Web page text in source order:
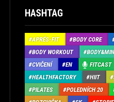
HASHTAG
APRÉS-FIT BODY CORE
BODY WORKOUT
CVIČENÍ
EN FITCAST
HEALTHFACTORY
HIIT
PILATES
POLEDNÍCH 20